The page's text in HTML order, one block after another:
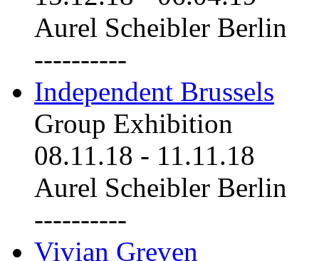
Aurel Scheibler Berlin
----------
Independent Brussels
Group Exhibition
08.11.18 - 11.11.18
Aurel Scheibler Berlin
----------
Vivian Greven